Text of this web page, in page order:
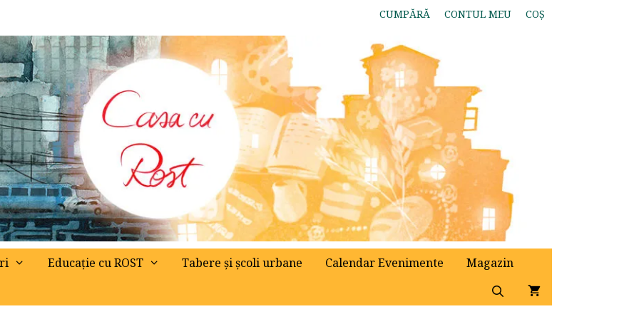
CUMPĂRĂ CONTUL MEU COȘ
Educație cu ROST Tabere și școli urbane Calendar Evenimente
Magazin